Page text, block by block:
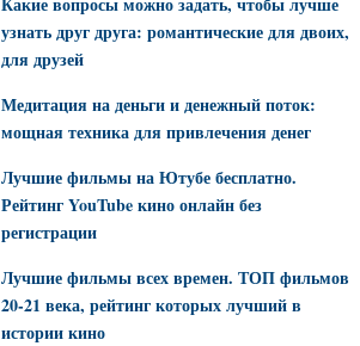
узнать друг друга: романтические для двоих,
для друзей
Медитация на деньги и денежный поток:
мощная техника для привлечения денег
Лучшие фильмы на Ютубе бесплатно.
Рейтинг YouTube кино онлайн без
регистрации
Лучшие фильмы всех времен. ТОП фильмов
20-21 века, рейтинг которых лучший в
истории кино